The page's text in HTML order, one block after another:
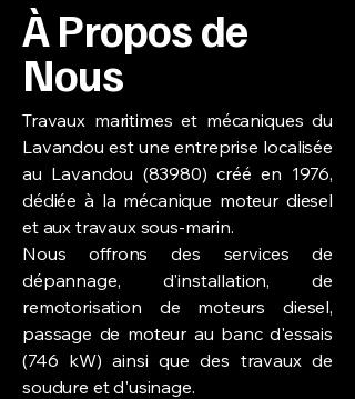
À Propos de
Nous
Travaux maritimes et mécaniques du
Lavandou est une entreprise localisée
au Lavandou (83980) créé en 1976,
dédiée à la mécanique moteur diesel
et aux travaux sous-marin.
Nous offrons des services de
dépannage, d'installation, de
remotorisation de moteurs diesel,
passage de moteur au banc d'essais
(746 kW) ainsi que des travaux de
soudure et d'usinage.